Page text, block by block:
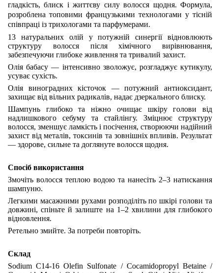
гладкість, блиск і життєву силу волосся щодня. Формула,
розроблена топовими французькими технологами у тісній
співпраці із трихологами та парфумерами.
13 натуральних олій у потужній синергії відновлюють
структуру волосся після хімічного вирівнювання,
забезпечуючи глибоке живлення та тривалий захист.
Олія бабасу — інтенсивно зволожує, розгладжує кутикулу,
усуває сухість.
Олія виноградних кісточок — потужний антиоксидант,
захищає від вільних радикалів, надає дзеркального блиску.
Шампунь глибоко та ніжно очищає шкіру голови від
надлишкового себуму та стайлінгу. Зміцнює структуру
волосся, зменшує ламкість і посічення, створюючи надійний
захист від металів, токсинів та зовнішніх впливів. Результат
— здорове, сильне та доглянуте волосся щодня.
Спосіб використання
Змочіть волосся теплою водою та нанесіть 2–3 натискання
шампуню.
Легкими масажними рухами розподіліть по шкірі голови та
довжині, спіньте й залиште на 1–2 хвилини для глибокого
відновлення.
Ретельно змийте. За потреби повторіть.
Склад
Sodium C14-16 Olefin Sulfonate / Cocamidopropyl Betaine /